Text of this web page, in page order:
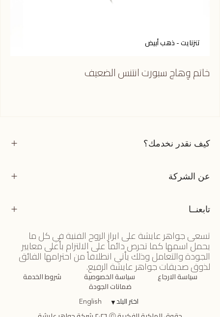
تنزنايت - ذهب أبيض
خاتم وِهاج سبورت انتنس الضعيف
كيف نقدر نخدمك؟
عن الشركة
تابعنــا
تسعى جواهر عايشة على ابراز الروح الفنية في كل ما
يحمل اسمها كما تحرص دائماً على الالتزام بأعلى معايير
الجودة والتعامل وذلك يأتي انطلاقاً من احترامها الفائق
لذوق صديقات جواهر عايشة الرفيع.
سياسة الارجاع سياسة الخصوصية شروط الخدمة
ضمانات الجودة
اختر البلد▼
English